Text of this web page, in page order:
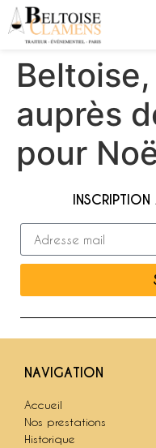
auprès
pour
NAVIGATION
Accueil
Nos prestations
Historique